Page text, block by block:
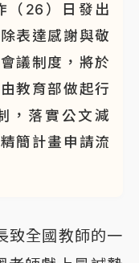
（26）日發出
表達感謝與敬
議制度，將於
教育部做起行
，落實公文減
簡計畫申請流
致全國教師的一